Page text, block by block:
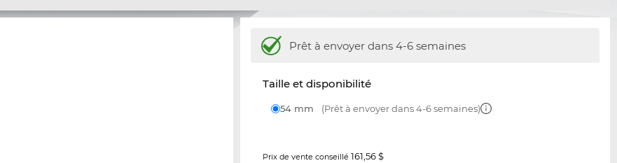
Prêt à envoyer dans 4-6 semaines
Taille et disponibilité
54 mm (Prêt à envoyer dans 4-6 semaines)
Prix de vente conseillé161,56 $